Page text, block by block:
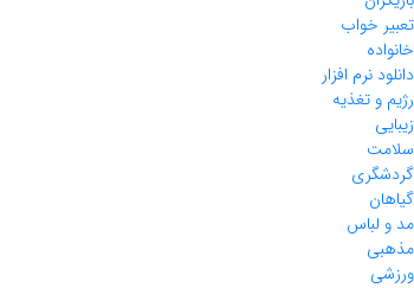
تعبیر خواب
خانواده
دانلود نرم افزار
رژیم و تغذیه
زیبایی
سلامت
گردشگری
گیاهان
مد و لباس
مذهبی
ورزشی